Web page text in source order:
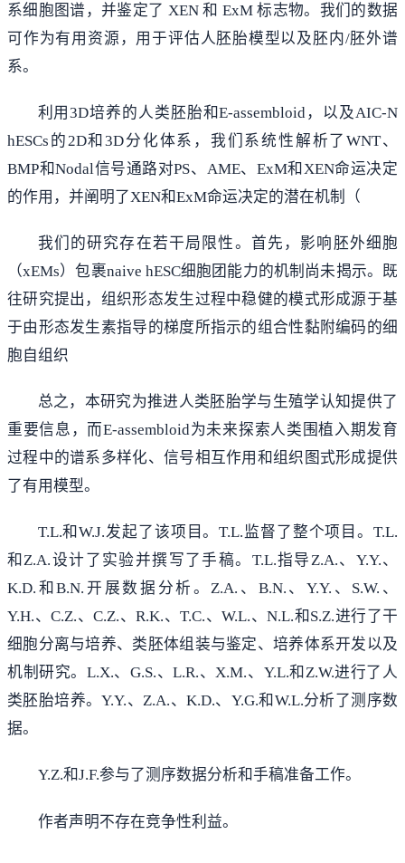
系细胞图谱，并鉴定了 XEN 和 ExM 标志物。我们的数据
可作为有用资源，用于评估人胚胎模型以及胚内/胚外谱
系。
利用3D培养的人类胚胎和E-assembloid，以及AIC-N
hESCs的2D和3D分化体系，我们系统性解析了WNT、
BMP和Nodal信号通路对PS、AME、ExM和XEN命运决定
的作用，并阐明了XEN和ExM命运决定的潜在机制（
我们的研究存在若干局限性。首先，影响胚外细胞
（xEMs）包裹naive hESC细胞团能力的机制尚未揭示。既
往研究提出，组织形态发生过程中稳健的模式形成源于基
于由形态发生素指导的梯度所指示的组合性黏附编码的细
胞自组织
总之，本研究为推进人类胚胎学与生殖学认知提供了
重要信息，而E-assembloid为未来探索人类围植入期发育
过程中的谱系多样化、信号相互作用和组织图式形成提供
了有用模型。
T.L.和W.J.发起了该项目。T.L.监督了整个项目。T.L.
和Z.A.设计了实验并撰写了手稿。T.L.指导Z.A.、Y.Y.、
K.D.和B.N.开展数据分析。Z.A.、B.N.、Y.Y.、S.W.、
Y.H.、C.Z.、C.Z.、R.K.、T.C.、W.L.、N.L.和S.Z.进行了干
细胞分离与培养、类胚体组装与鉴定、培养体系开发以及
机制研究。L.X.、G.S.、L.R.、X.M.、Y.L.和Z.W.进行了人
类胚胎培养。Y.Y.、Z.A.、K.D.、Y.G.和W.L.分析了测序数
据。
Y.Z.和J.F.参与了测序数据分析和手稿准备工作。
作者声明不存在竞争性利益。